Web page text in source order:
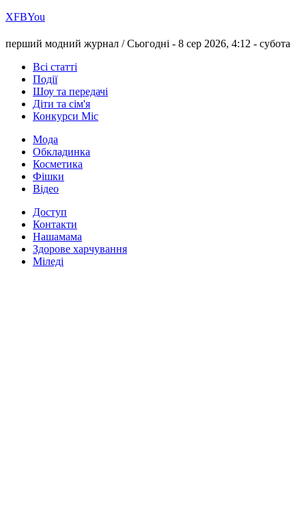
ХFBYou
перший модний журнал /Сьогодні - 8 сер 2026, 4:12 - субота
Всі статті
Події
Шоу та передачі
Діти та сім'я
Конкурси Міс
Мода
Обкладинка
Косметика
Фішки
Відео
Доступ
Контакти
Нашамама
Здорове харчування
Міледі